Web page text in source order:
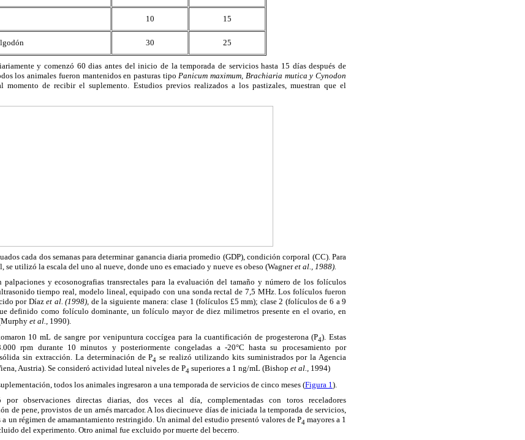
10 15
30 25
y comenzó 60 dias antes del inicio de la temporada de servicioshasta 15 días después de
los animales fueron mantenidos en pasturas tipoPanicum maximum, Brachiaria mutica y Cynodon
momento de recibir el suplemento. Estudios previos realizados a los pastizales, muestran que el
cada dos semanas para determinar ganancia diaria promedio (GDP), condición corporal (CC). Para
utilizó la escala del uno al nueve, donde uno es emaciado y nueve es obeso (Wagneret al., 1988).
palpaciones y ecosonografias transrectales para la evaluación del tamaño y número de los folículos
tiempo real, modelo lineal, equipado con una sonda rectal de 7,5 MHz. Los folículos fueron
por Díaz et al. (1998), de la siguiente manera: clase 1 (folículos £5 mm); clase 2 (folículos de 6 a 9
definido como folículo dominante, un folículo mayor de diez milimetros presente en el ovario, en
et al., 1990).
10 mL de sangre por venipuntura coccígea para la cuantificación de progesterona (P4). Estas
rpm durante 10 minutos y posteriormente congeladas a -20°C hasta su procesamiento por
sin extracción. La determinación de P4 se realizó utilizando kits suministrados por la Agencia
Austria). Se consideró actividad luteal niveles de P4 superiores a 1 ng/mL (Bishop et al., 1994)
todos los animales ingresaron a una temporada de servicios de cinco meses (Figura 1 ).
observaciones directas diarias, dos veces al día, complementadas con toros receladores
de pene, provistos de un arnés marcador. A los diecinueve días de iniciada la temporada de servicios,
un régimen de amamantamiento restringido. Un animal del estudio presentó valores de P4 mayores a 1
del experimento. Otro animal fue excluido por muerte del becerro.